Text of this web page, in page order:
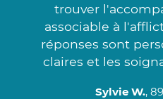
trouver
associable à
réponses sont
claires et les
Sylvie W.,